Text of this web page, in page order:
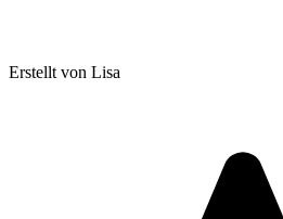
Erstellt von Lisa